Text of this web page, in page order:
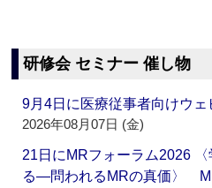
研修会 セミナー 催し物
9月4日に医療従事者向けウ
2026年08月07日 (金)
21日にMRフォーラム2026
る―問われるMRの真価〉